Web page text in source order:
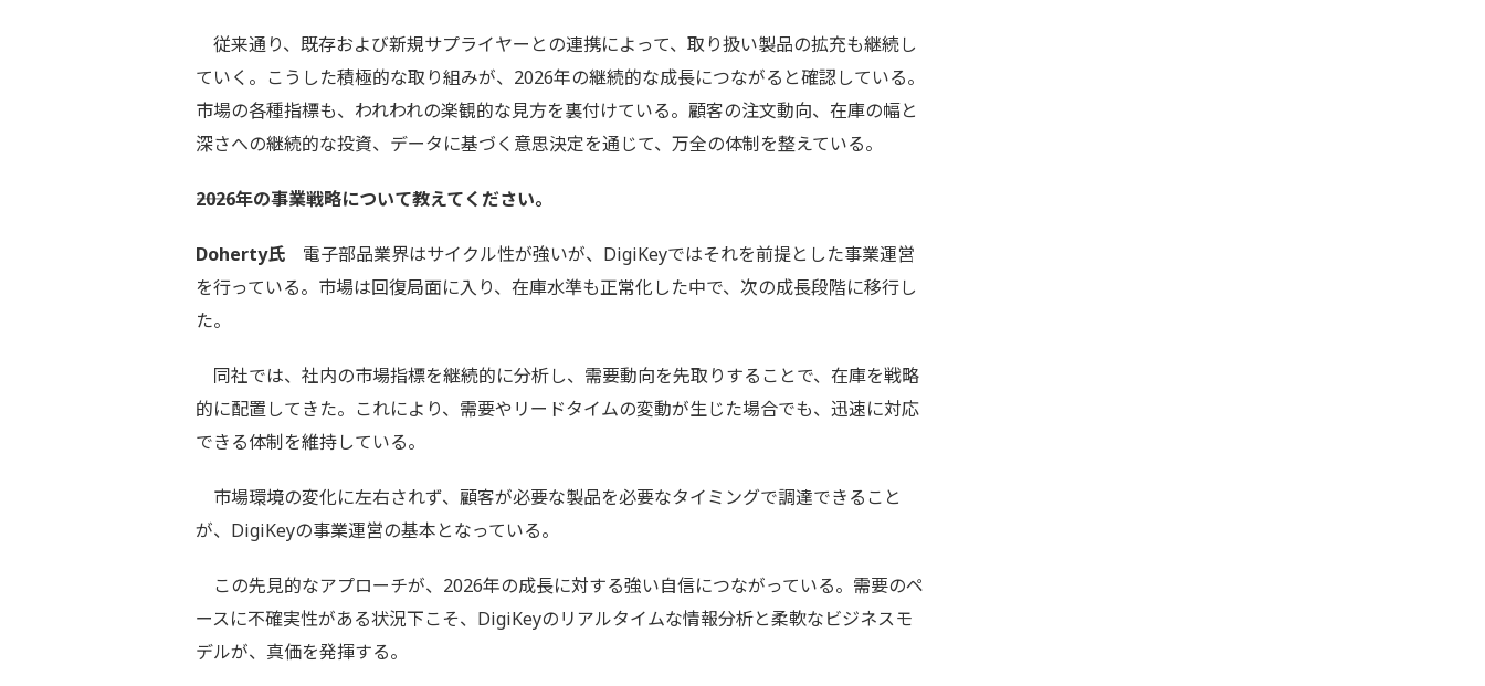
従来通り、既存および新規サプライヤーとの連携によって、取り扱い製品の拡充も継続し
ていく。こうした積極的な取り組みが、2026年の継続的な成長につながると確認している。
市場の各種指標も、われわれの楽観的な見方を裏付けている。顧客の注文動向、在庫の幅と
深さへの継続的な投資、データに基づく意思決定を通じて、万全の体制を整えている。
――2026年の事業戦略について教えてください。
Doherty氏 電子部品業界はサイクル性が強いが、DigiKeyではそれを前提とした事業運営
を行っている。市場は回復局面に入り、在庫水準も正常化した中で、次の成長段階に移行し
た。
同社では、社内の市場指標を継続的に分析し、需要動向を先取りすることで、在庫を戦略
的に配置してきた。これにより、需要やリードタイムの変動が生じた場合でも、迅速に対応
できる体制を維持している。
市場環境の変化に左右されず、顧客が必要な製品を必要なタイミングで調達できること
が、DigiKeyの事業運営の基本となっている。
この先見的なアプローチが、2026年の成長に対する強い自信につながっている。需要のペ
ースに不確実性がある状況下こそ、DigiKeyのリアルタイムな情報分析と柔軟なビジネスモ
デルが、真価を発揮する。